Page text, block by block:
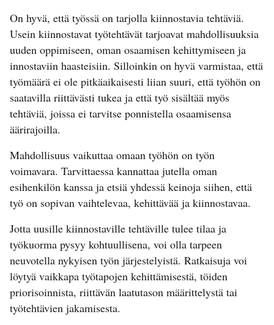
On hyvä, että työssä on tarjolla kiinnostavia tehtäviä.
Usein kiinnostavat työtehtävät tarjoavat mahdollisuuksia
uuden oppimiseen, oman osaamisen kehittymiseen ja
innostaviin haasteisiin. Silloinkin on hyvä varmistaa, että
työmäärä ei ole pitkäaikaisesti liian suuri, että työhön on
saatavilla riittävästi tukea ja että työ sisältää myös
tehtäviä, joissa ei tarvitse ponnistella osaamisensa
äärirajoilla.
Mahdollisuus vaikuttaa omaan työhön on työn
voimavara. Tarvittaessa kannattaa jutella oman
esihenkilön kanssa ja etsiä yhdessä keinoja siihen, että
työ on sopivan vaihtelevaa, kehittävää ja kiinnostavaa.
Jotta uusille kiinnostaville tehtäville tulee tilaa ja
työkuorma pysyy kohtuullisena, voi olla tarpeen
neuvotella nykyisen työn järjestelyistä. Ratkaisuja voi
löytyä vaikkapa työtapojen kehittämisestä, töiden
priorisoinnista, riittävän laatutason määrittelystä tai
työtehtävien jakamisesta.